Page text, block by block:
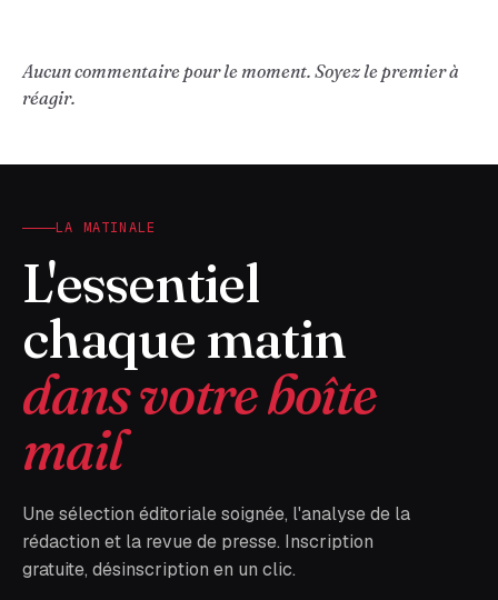
Aucun commentaire pour le moment. Soyez le premier à
réagir.
LA MATINALE
L'essentiel
chaque matin
dans votre boîte
mail
Une sélection éditoriale soignée, l'analyse de la
rédaction et la revue de presse. Inscription
gratuite, désinscription en un clic.